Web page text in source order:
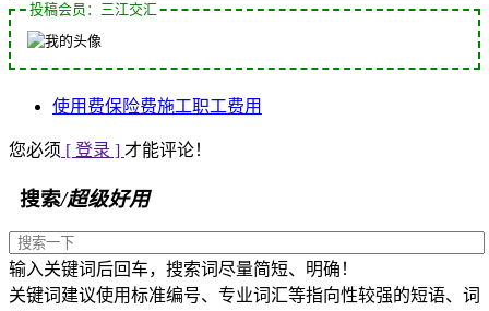
投稿会员：三江交汇
使用费保险费施工职工费用
您必须 [ 登录 ] 才能评论！
搜索/超级好用
输入关键词后回车，搜索词尽量简短、明确！
关键词建议使用标准编号、专业词汇等指向性较强的短语、词